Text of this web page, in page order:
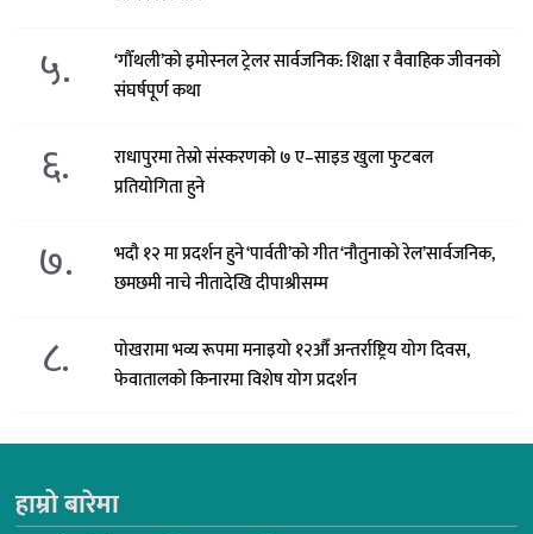
५.
‘गौँथली’को इमोस्नल ट्रेलर सार्वजनिक: शिक्षा र वैवाहिक जीवनको
संघर्षपूर्ण कथा
६.
राधापुरमा तेस्रो संस्करणको ७ ए–साइड खुला फुटबल
प्रतियोगिता हुने
७.
भदौ १२ मा प्रदर्शन हुने ‘पार्वती’को गीत ‘नौतुनाको रेल’सार्वजनिक,
छमछमी नाचे नीतादेखि दीपाश्रीसम्म
८.
पोखरामा भव्य रूपमा मनाइयो १२औँ अन्तर्राष्ट्रिय योग दिवस,
फेवातालको किनारमा विशेष योग प्रदर्शन
हाम्रो बारेमा